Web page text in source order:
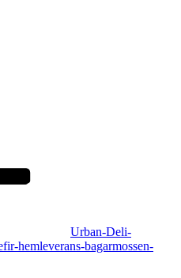
Urban-Deli-
hemleverans-bagarmossen-